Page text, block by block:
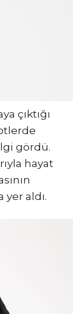
çıktığı
gördü.
hayat
yer aldı.